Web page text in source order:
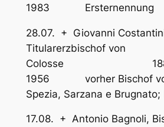
1983 Ersternennung
28.07. + Giovanni
Titularerzbischof von
Colosse
1956 vorher Bischof
Spezia, Sarzana e Brugnato;
17.08. + Antonio Bagnoli,